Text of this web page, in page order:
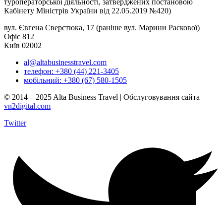
Кабінету Міністрів України від 22.05.2019 №420)
вул. Євгена Сверстюка, 17 (раніше вул. Марини Раскової)
Офіс 812
Київ 02002
al@altabusinesstravel.com
телефон: +380 (44) 221-3405
мобільний: +380 (67) 580-1505
© 2014—2025 Alta Business Travel | Обслуговування сайта
vn2digital.com
Twitter